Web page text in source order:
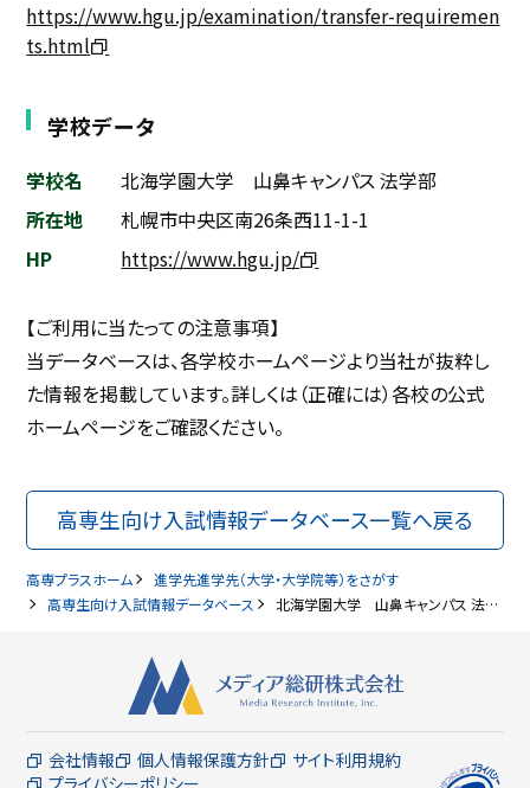
https://www.hgu.jp/examination/transfer-requiremen
ts.html
学校データ
学校名
北海学園大学 山鼻キャンパス 法学部
所在地
札幌市中央区南26条西11-1-1
HP
https://www.hgu.jp/
【ご利用に当たっての注意事項】
当データベースは、各学校ホームページより当社が抜粋し
た情報を掲載しています。詳しくは（正確には）各校の公式
ホームページをご確認ください。
高専生向け入試情報データベース一覧へ戻る
高専プラスホーム
進学先進学先（大学・大学院等）をさがす
高専生向け入試情報データベース
北海学園大学 山鼻キャンパス 法学部（2027年卒対象）高専生向け入試情報
会社情報 個人情報保護方針
サイト利用規約
プライバシーポリシー